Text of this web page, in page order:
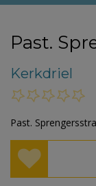
Past.
Kerkdriel
Past.